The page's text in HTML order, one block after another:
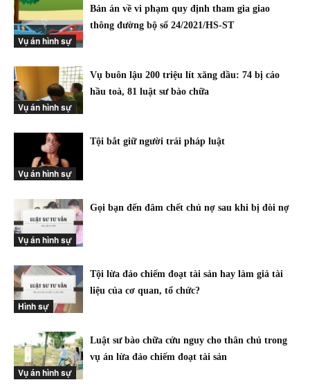
Vụ án hình sự
Bản án về vi phạm quy định tham gia giao
thông đường bộ số 24/2021/HS-ST
Vụ án hình sự
Vụ buôn lậu 200 triệu lít xăng dầu: 74 bị cáo
hầu toà, 81 luật sư bào chữa
Vụ án hình sự
Tội bắt giữ người trái pháp luật
Vụ án hình sự
Gọi bạn đến đâm chết chủ nợ sau khi bị đòi nợ
Hình sự
Tội lừa đảo chiếm đoạt tài sản hay làm giả tài
liệu của cơ quan, tổ chức?
Vụ án hình sự
Luật sư bào chữa cứu nguy cho thân chủ trong
vụ án lừa đảo chiếm đoạt tài sản